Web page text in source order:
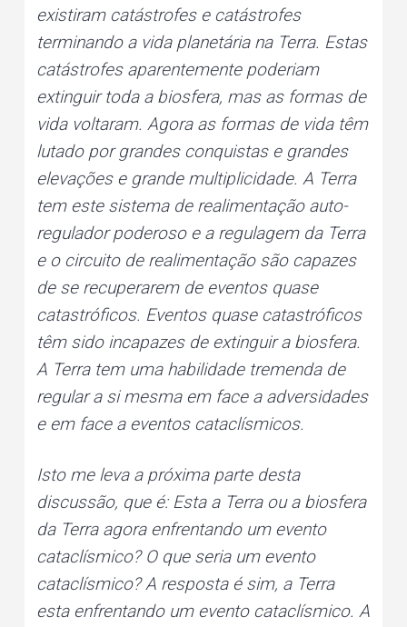
existiram catástrofes e catástrofes
terminando a vida planetária na Terra. Estas
catástrofes aparentemente poderiam
extinguir toda a biosfera, mas as formas de
vida voltaram. Agora as formas de vida têm
lutado por grandes conquistas e grandes
elevações e grande multiplicidade. A Terra
tem este sistema de realimentação auto-
regulador poderoso e a regulagem da Terra
e o circuito de realimentação são capazes
de se recuperarem de eventos quase
catastróficos. Eventos quase catastróficos
têm sido incapazes de extinguir a biosfera.
A Terra tem uma habilidade tremenda de
regular a si mesma em face a adversidades
e em face a eventos cataclísmicos.
Isto me leva a próxima parte desta
discussão, que é: Esta a Terra ou a biosfera
da Terra agora enfrentando um evento
cataclísmico? O que seria um evento
cataclísmico? A resposta é sim, a Terra
esta enfrentando um evento cataclísmico. A